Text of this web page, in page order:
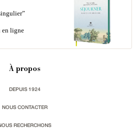
en ligne
À propos
DEPUIS 1924
NOUS CONTACTER
RECHERCHONS